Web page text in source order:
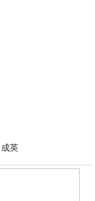
英
2021-03-03